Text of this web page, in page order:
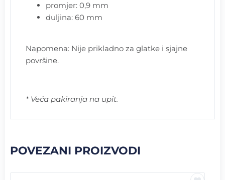
promjer: 0,9 mm
duljina: 60 mm
Napomena: Nije prikladno za glatke i sjajne
površine.
* Veća pakiranja na upit.
POVEZANI PROIZVODI